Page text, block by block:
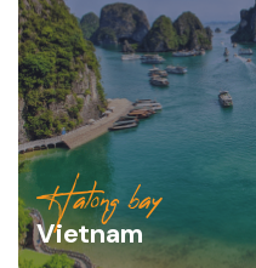
Halong bay
Vietnam